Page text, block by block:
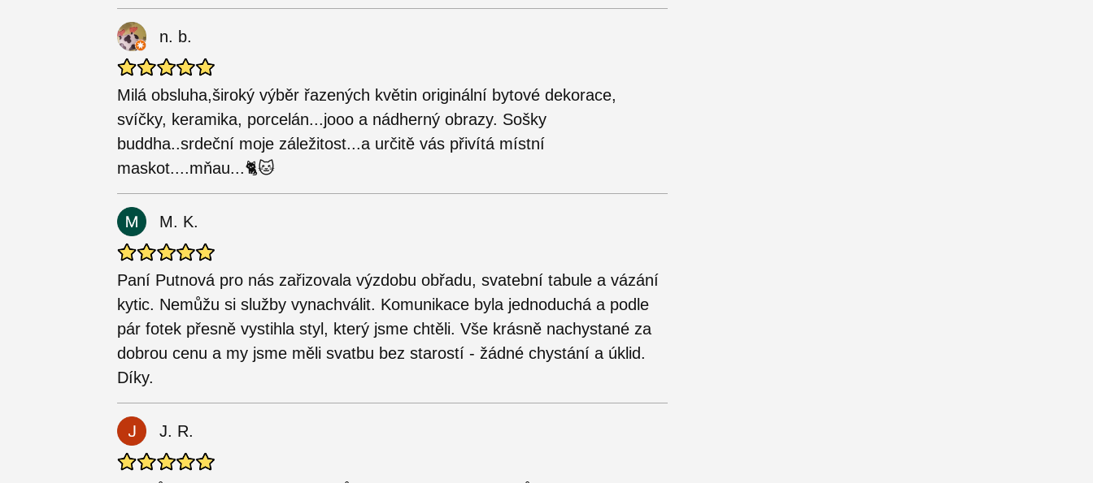
n. b.
Milá obsluha,široký výběr řazených květin originální bytové dekorace,
svíčky, keramika, porcelán...jooo a nádherný obrazy. Sošky
buddha..srdeční moje záležitost...a určitě vás přivítá místní
maskot....mňau...🐈🐱
M. K.
Paní Putnová pro nás zařizovala výzdobu obřadu, svatební tabule a vázání
kytic. Nemůžu si služby vynachválit. Komunikace byla jednoduchá a podle
pár fotek přesně vystihla styl, který jsme chtěli. Vše krásně nachystané za
dobrou cenu a my jsme měli svatbu bez starostí - žádné chystání a úklid.
Díky.
J. R.